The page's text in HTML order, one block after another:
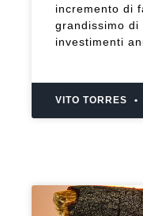
incremento di
grandissimo
investimenti
VITO TORRES